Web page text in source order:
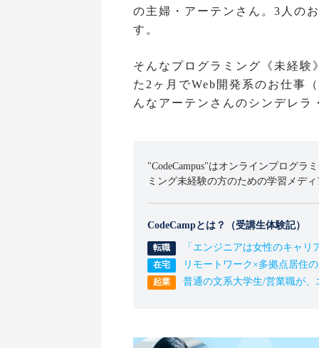
の主婦・アーテンさん。3人の
す。
そんなプログラミング《未経
た2ヶ月でWeb開発系のお仕事
んなアーテンさんのシンデレ
"CodeCampus"はオンラインプログラ
ミング未経験の方のための学習メデ
CodeCampとは？（受講生体験記）
「エンジニアは女性のキャ
リモートワーク×多拠点居住
普通の文系大学生/営業職が